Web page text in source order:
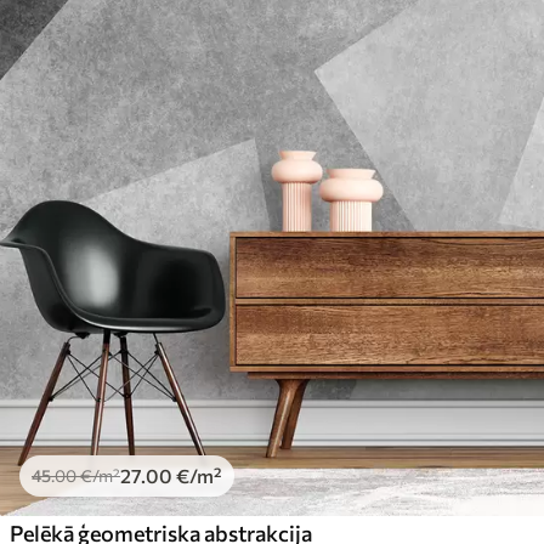
45.00€/m²27.00 €/m²
Pelēkā ģeometriska abstrakcija